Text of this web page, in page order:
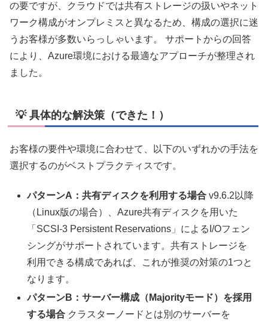
の要ですが、クラウドでは共有ストレージの扱いやネット
ワーク構成がオンプレミスと異なるため、構成の選択に迷
うお客様が多数いらっしゃいます。 サポートからの回答
により、Azure環境における最適なアプローチが整理され
ました。
💡 具体的な解決策（できた！）
お客様の要件や環境に合わせて、以下のいずれかの手法を
選択するのがベストプラクティスです。
パターンA：共有ディスクを利用する場合 v9.6.2以降
（Linux版の場合）、Azure共有ディスクを用いた
「SCSI-3 Persistent Reservations」によるI/Oフェン
シングがサポートされています。共有ストレージを
利用できる構成であれば、これが推奨の対策の1つと
なります。
パターンB：サーバー構成（Majorityモード）を採用
する場合 クラスターノードとは別のサーバーを